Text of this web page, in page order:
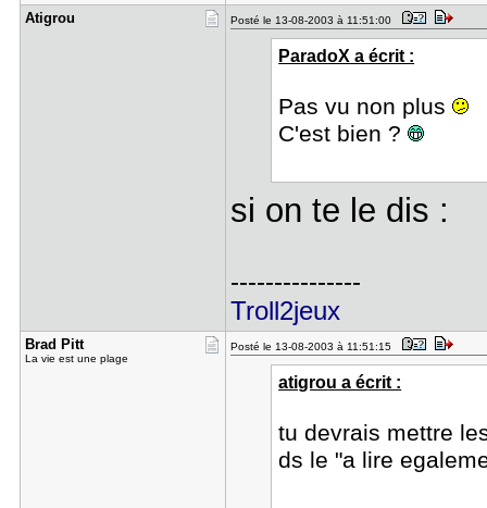
Atigrou Posté le 13-08-2003 à 11:51:00
ParadoX a écrit :
Pas vu non plus
C'est bien ?
si on te le dis :
---------------
Troll2jeux
Brad Pitt
La vie est une plage
Posté le 13-08-2003 à 11:51:15
atigrou a écrit :
tu devrais mettre
ds le "a lire